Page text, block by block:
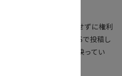
は、作成者本人が意図せずに権利
。例えばユーザーがSNSで投稿し
、写真の中に別の人が映ってい
生する場合などです。